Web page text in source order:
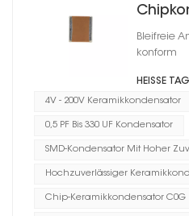
Bleifreie
konform
HEISSE
4V - 200V Keramikkondensator
0,5 PF Bis 330 UF Kondensator
SMD-Kondensator Mit Hoher
Hochzuverlässiger
Chip-Keramikkondensator C0G